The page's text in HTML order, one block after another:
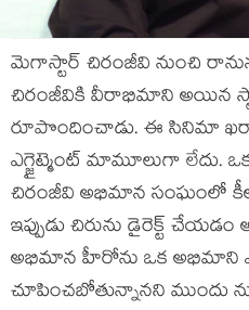
మెగాస్టార్ చిరంజీవి నుంచి
చిరంజీవికి వీరాభిమాని అయిన
రూపొందించాడు. ఈ సినిమా
ఎగ్జైట్మెంట్ మామూలుగా లేదు.
చిరంజీవి అభిమాన సంఘంలో
ఇప్పుడు చిరును డైరెక్ట్
అభిమాన హీరోను ఒక అభిమాని
చూపించబోతున్నానని ముందు